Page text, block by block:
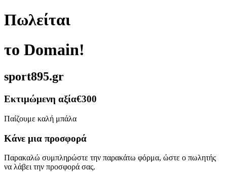
Πωλείται
το Domain!
sport895.gr
Εκτιμώμενη αξία€300
Παίζουμε καλή μπάλα
Κάνε μια προσφορά
Παρακαλώ συμπληρώστε την παρακάτω φόρμα, ώστε ο πωλητής
να λάβει την προσφορά σας.